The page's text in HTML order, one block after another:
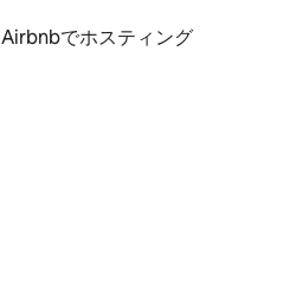
Airbnbでホスティング